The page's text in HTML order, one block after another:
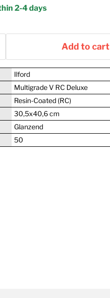
2-4 days
Add to cart
Ilford
Multigrade V RC Deluxe
Resin-Coated (RC)
30,5x40,6 cm
Glanzend
50